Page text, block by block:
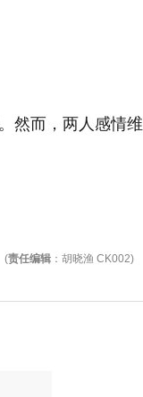
然而，两人感情维
(责任编辑 ：胡晓渔 CK002)